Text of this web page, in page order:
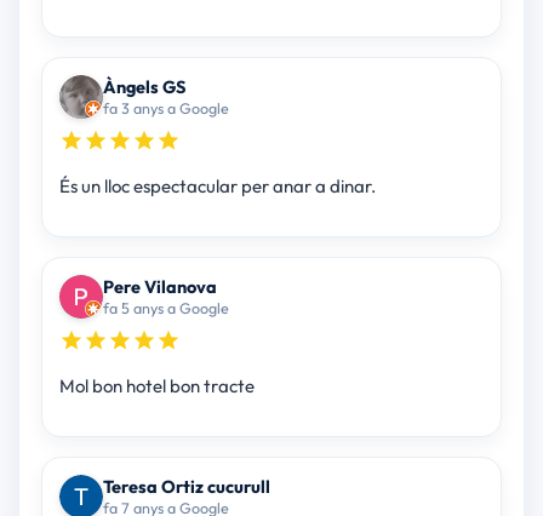
Àngels GS
fa 3 anys a Google
És un lloc espectacular per anar a dinar.
Pere Vilanova
fa 5 anys a Google
Mol bon hotel bon tracte
Teresa Ortiz cucurull
fa 7 anys a Google